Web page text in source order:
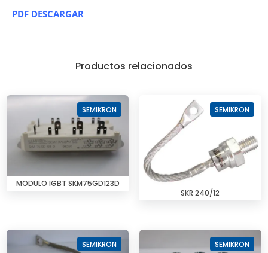
PDF DESCARGAR
Productos relacionados
SEMIKRON
MODULO IGBT SKM75GD123D
SEMIKRON
SKR 240/12
SEMIKRON SEMIKRON